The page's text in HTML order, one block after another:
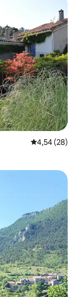
Évaluation
4,54 (28)